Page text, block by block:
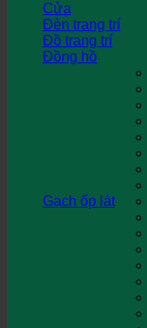
Cửa
Đèn trang trí
Đồ trang trí
Đồng hồ
Gạch ốp lát